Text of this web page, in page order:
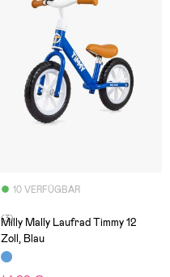
10 VERFÜGBAR
(3)
Milly Mally Laufrad Timmy 12
Zoll, Blau